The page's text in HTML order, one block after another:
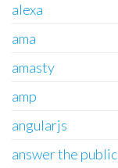
alexa
ama
amasty
amp
angularjs
answer the public